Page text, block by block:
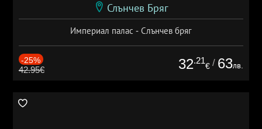
Слънчев Бряг
Империал палас - Слънчев бряг
-25%
42.95€ 32.21
€ / 63лв.